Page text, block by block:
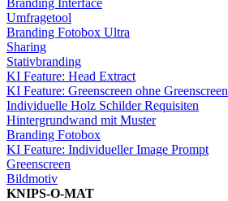
Umfragetool
Branding Fotobox Ultra
Sharing
Stativbranding
KI Feature: Head Extract
KI Feature: Greenscreen ohne Greenscreen
Individuelle Holz Schilder Requisiten
Hintergrundwand mit Muster
Branding Fotobox
KI Feature: Individueller Image Prompt
Greenscreen
Bildmotiv
KNIPS-O-MAT